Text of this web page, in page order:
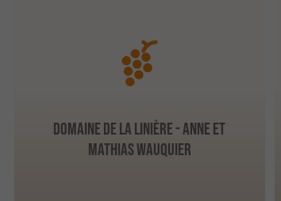
Domaine de la Linière - Anne et
Mathias WAUQUIER